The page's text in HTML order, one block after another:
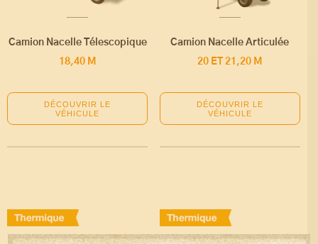
Camion Nacelle Télescopique
18,40 M
Camion Nacelle Articulée
20 ET 21,20 M